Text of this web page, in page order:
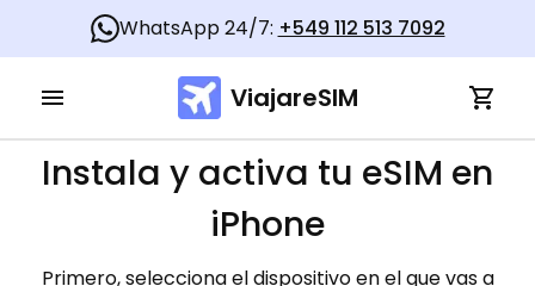
WhatsApp 24/7: +549 112 513 7092
ViajareSIM
Instala y activa tu eSIM en
iPhone
Primero, selecciona el dispositivo en el que vas a